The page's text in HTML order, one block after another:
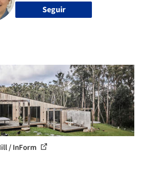
Seguir
/ InForm